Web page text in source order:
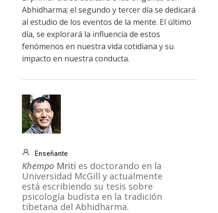
Abhidharma; el segundo y tercer día se dedicará
al estudio de los eventos de la mente. El último
día, se explorará la influencia de estos
fenómenos en nuestra vida cotidiana y su
impacto en nuestra conducta.
Enseñante
KhempoMriti es doctorando en la
Universidad McGill y actualmente
está escribiendo su tesis sobre
psicología budista en la tradición
tibetana del Abhidharma.